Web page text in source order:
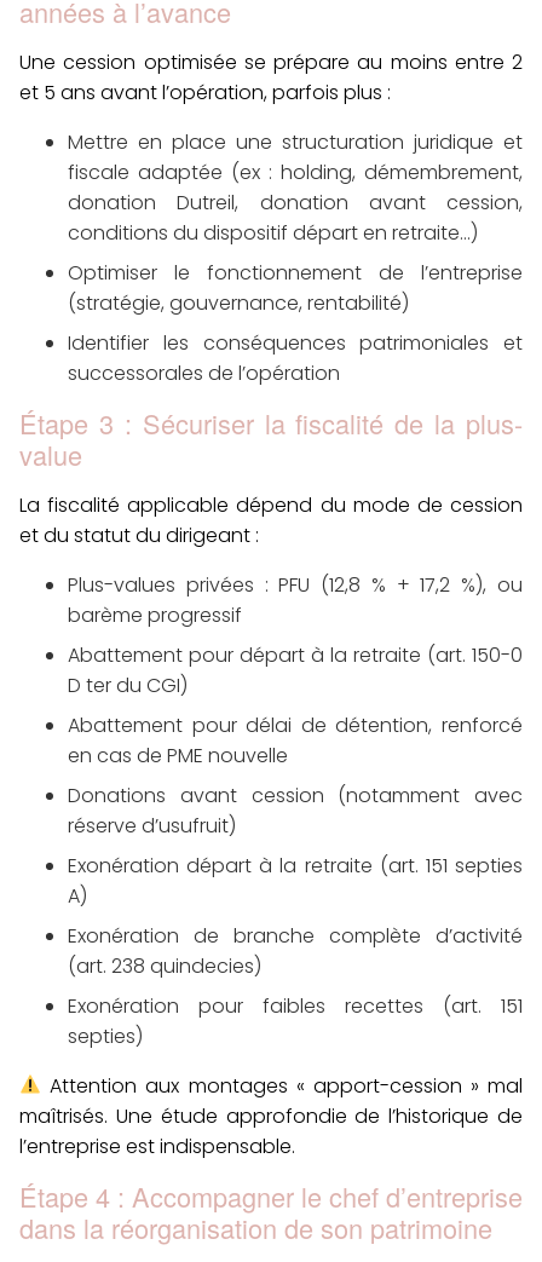
années à l’avance
Unecession optimisée se prépare au moins entre 2
et 5 ans avant l’opération, parfois plus :
Mettre en place une structuration juridique et
fiscale adaptée (ex : holding, démembrement,
donation Dutreil, donation avant cession,
conditions du dispositif départ en retraite…)
Optimiser le fonctionnement de l’entreprise
(stratégie, gouvernance, rentabilité)
Identifier les conséquences patrimoniales et
successorales de l’opération
Étape 3 : Sécuriser la fiscalité de la plus-
value
La fiscalité applicable dépend du mode de cession
et du statut du dirigeant :
Plus-values privées : PFU (12,8 % + 17,2 %), ou
barème progressif
Abattement pour départ à la retraite (art. 150-0
D ter du CGI)
Abattement pour délai de détention, renforcé
en cas de PME nouvelle
Donations avant cession (notamment avec
réserve d’usufruit)
Exonération départ à la retraite (art. 151 septies
A)
Exonération de branche complète d’activité
(art. 238 quindecies)
Exonération pour faibles recettes (art. 151
septies)
Attention aux montages « apport-cession » mal
maîtrisés. Une étude approfondie de l’historique de
l’entreprise est indispensable.
Étape 4 : Accompagner le chef d’entreprise
dans la réorganisation de son patrimoine